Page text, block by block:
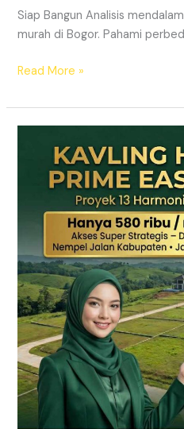
Siap Bangun Analisis
murah di Bogor. Pahami
Read More »
Hanjawong
Puncak
Bogor
Gunung
&
SHM
Pecah
Sertifikat